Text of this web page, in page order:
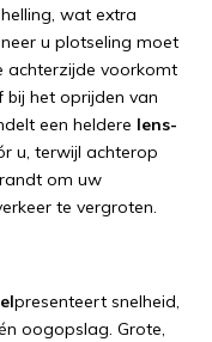
helling, wat extra
u plotseling moet
achterzijde voorkomt
bij het oprijden van
een heldere lens-
u, terwijl achterop
om uw
te vergroten.
presenteert snelheid,
oogopslag. Grote,